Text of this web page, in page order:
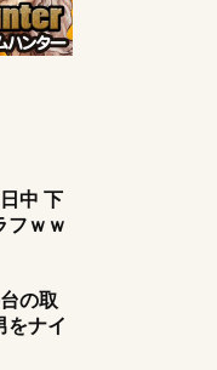
中 下
フｗｗ
の取
をナイ